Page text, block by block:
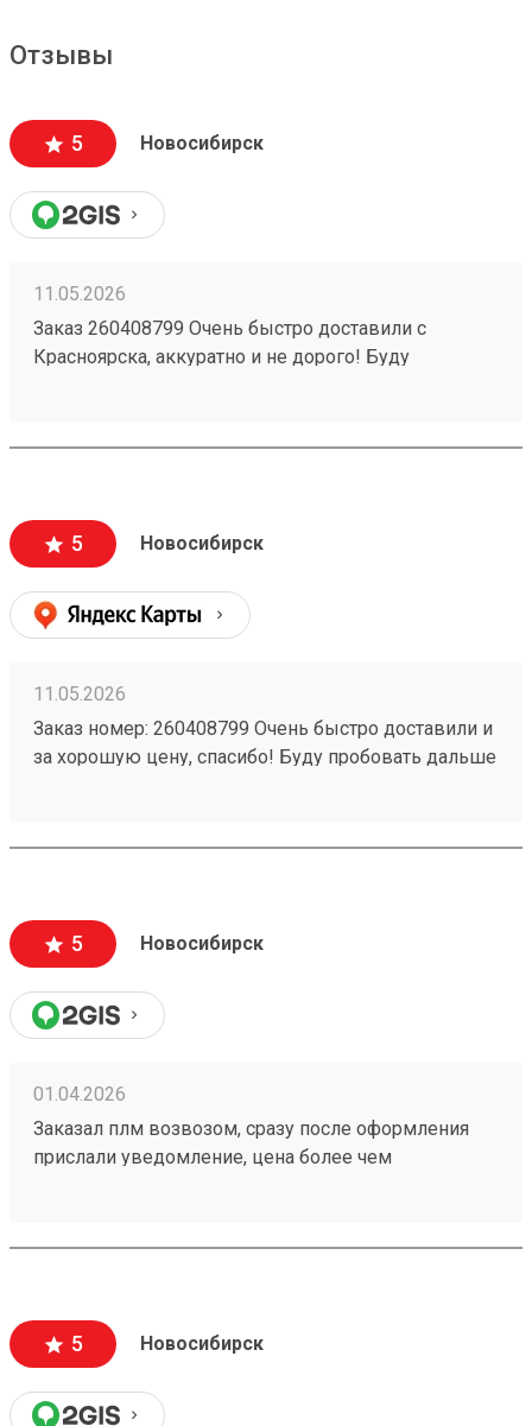
Отзывы
5 Новосибирск
11.05.2026
Заказ 260408799 Очень быстро доставили с
Красноярска, аккуратно и не дорого! Буду
5 Новосибирск
11.05.2026
Заказ номер: 260408799 Очень быстро доставили и
за хорошую цену, спасибо! Буду пробовать дальше
5 Новосибирск
01.04.2026
Заказал плм возвозом, сразу после оформления
прислали уведомление, цена более чем
5 Новосибирск